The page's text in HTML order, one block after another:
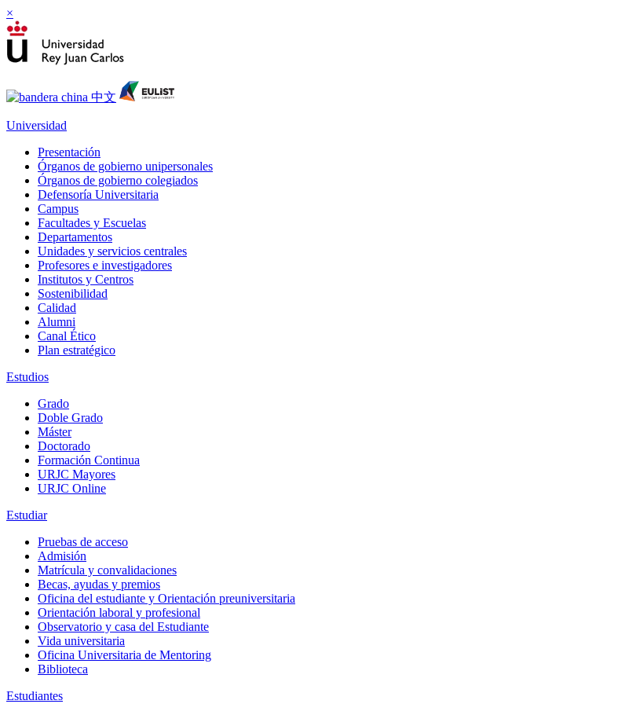
×
Universidad
Presentación
Órganos de gobierno unipersonales
Órganos de gobierno colegiados
Defensoría Universitaria
Campus
Facultades y Escuelas
Departamentos
Unidades y servicios centrales
Profesores e investigadores
Institutos y Centros
Sostenibilidad
Calidad
Alumni
Canal Ético
Plan estratégico
Estudios
Grado
Doble Grado
Máster
Doctorado
Formación Continua
URJC Mayores
URJC Online
Estudiar
Pruebas de acceso
Admisión
Matrícula y convalidaciones
Becas, ayudas y premios
Oficina del estudiante y Orientación preuniversitaria
Orientación laboral y profesional
Observatorio y casa del Estudiante
Vida universitaria
Oficina Universitaria de Mentoring
Biblioteca
Estudiantes